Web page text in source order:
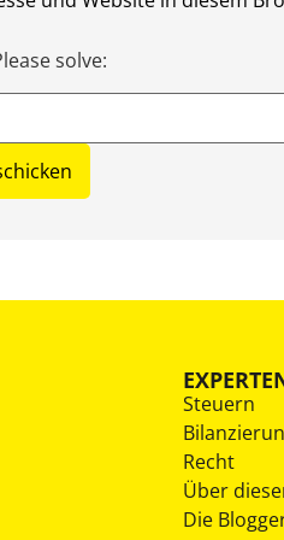
solve:
Steuern
Recht
Über
Die